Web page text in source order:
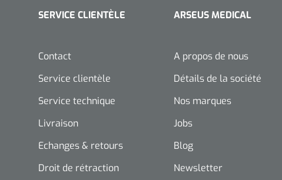
SERVICE CLIENTÈLE
Contact
Service clientèle
Service technique
Livraison
Echanges & retours
Droit de rétraction
ARSEUS MEDICAL
A propos de nous
Détails de la société
Nos marques
Jobs
Blog
Newsletter